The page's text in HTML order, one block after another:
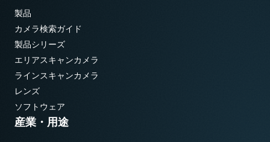
製品
カメラ検索ガイド
製品シリーズ
エリアスキャンカメラ
ラインスキャンカメラ
レンズ
ソフトウェア
産業・用途